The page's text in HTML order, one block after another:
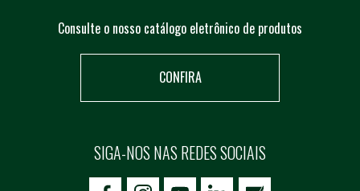
Consulte o nosso catálogo eletrônico de produtos
CONFIRA
SIGA-NOS NAS REDES SOCIAIS